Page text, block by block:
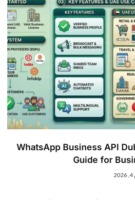
WhatsApp Business API
Guide for